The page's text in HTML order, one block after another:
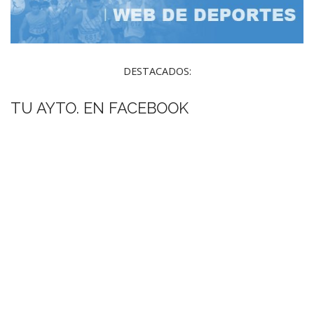
DESTACADOS:
TU AYTO. EN FACEBOOK